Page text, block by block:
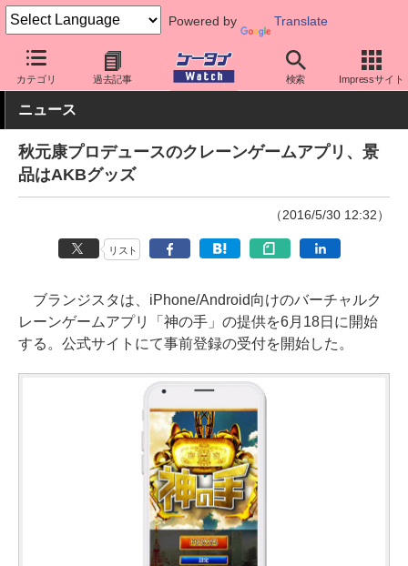
Powered by Translate
カテゴリ 過去記事 検索 Impressサイト
ケータイ Watch OS iPhone (iOS) アプリ・サービス
ニュース
秋元康プロデュースのクレーンゲームアプリ、景
品はAKBグッズ
（2016/5/30 12:32）
リスト
ブランジスタは、iPhone/Android向けのバーチャルク
レーンゲームアプリ「神の手」の提供を6月18日に開始
する。公式サイトにて事前登録の受付を開始した。